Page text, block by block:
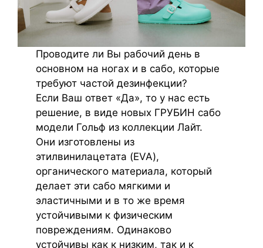
Проводите ли Вы рабочий день в
основном на ногах и в сабо, которые
требуют частой дезинфекции?
Если Ваш ответ «Да», то у нас есть
решение, в виде новых ГРУБИН сабо
модели Гольф из коллекции Лайт.
Они изготовлены из
этилвинилацетата (EVA),
органического материала, который
делает эти сабо мягкими и
эластичными и в то же время
устойчивыми к физическим
повреждениям. Одинаково
устойчивы как к низким, так и к